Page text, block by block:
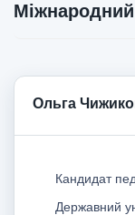
Ольга
Кандидат
Державний